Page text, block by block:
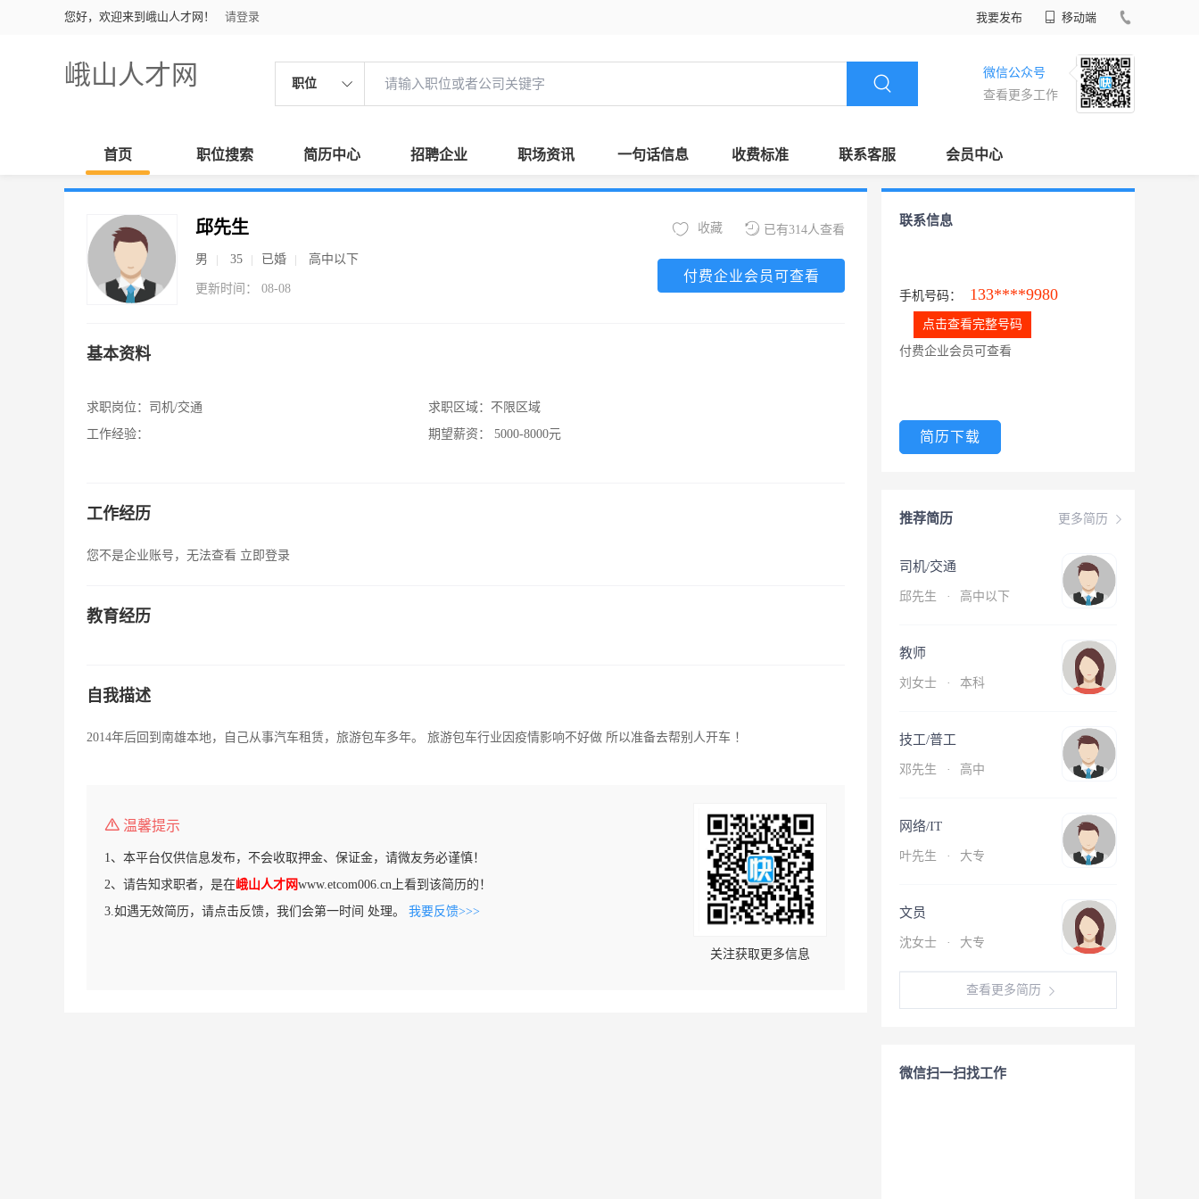
您好，欢迎来到峨山人才网！ 请登录 我要发布 移动端
峨山人才网 职位
微信公众号
查看更多工作
首页 职位搜索 简历中心 招聘企业 职场资讯 一句话信息 收费标准 联系客服 会员中心
邱先生
男 35 已婚 高中以下
更新时间： 08-08
已有314人查看
收藏
付费企业会员可查看
基本资料
求职岗位： 司机/交通
工作经验：
求职区域： 不限区域
期望薪资：
5000-8000元
工作经历
您不是企业账号，无法查看 立即登录
教育经历
自我描述
2014年后回到南雄本地，自己从事汽车租赁，旅游包车多年。 旅游包车行业因疫情影响不好做 所以准备去帮别人开车 ！
温馨提示
1、本平台仅供信息发布，不会收取押金、保证金，请微友务必谨慎！
2、请告知求职者，是在峨山人才网www.etcom006.cn上看到该简历的！
3.如遇无效简历，请点击反馈，我们会第一时间 处理。 我要反馈>>>
关注获取更多信息
联系信息
手机号码： 133****9980
点击查看完整号码
付费企业会员可查看
简历下载
更多简历
推荐简历
司机/交通
邱先生 · 高中以下
教师
刘女士 · 本科
技工/普工
邓先生 · 高中
网络/IT
叶先生 · 大专
文员
沈女士 · 大专
查看更多简历
微信扫一扫找工作